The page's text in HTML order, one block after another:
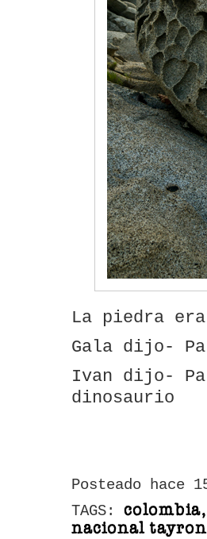
La piedra era
Gala dijo-
Ivan dijo-
dinosaurio
Posteado hace
TAGS:
nacional